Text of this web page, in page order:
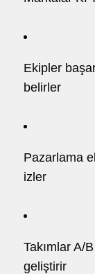
Ekipler
belirler
Pazarlama
izler
Takımlar A/
geliştirir